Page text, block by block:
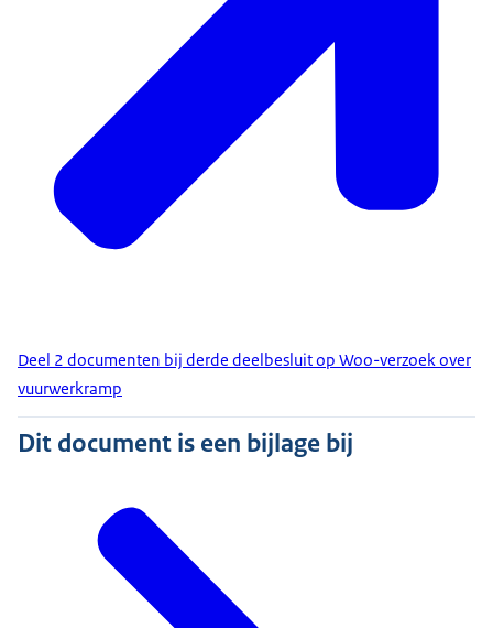
Deel 2 documenten bij derde deelbesluit op Woo-verzoek over
vuurwerkramp
Dit document is een bijlage bij